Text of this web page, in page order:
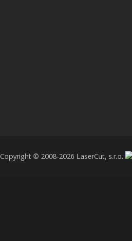
Copyright © 2008-2026 LaserCut, s.r.o.